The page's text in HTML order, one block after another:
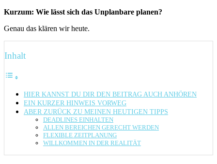
Kurzum: Wie lässt sich das Unplanbare planen?
Genau das klären wir heute.
Inhalt
HIER KANNST DU DIR DEN BEITRAG AUCH ANHÖREN
EIN KURZER HINWEIS VORWEG
ABER ZURÜCK ZU MEINEN HEUTIGEN TIPPS
DEADLINES EINHALTEN
ALLEN BEREICHEN GERECHT WERDEN
FLEXIBLE ZEITPLANUNG
WILLKOMMEN IN DER REALITÄT